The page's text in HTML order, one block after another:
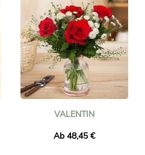
VALENTIN
Ab 48,45 €